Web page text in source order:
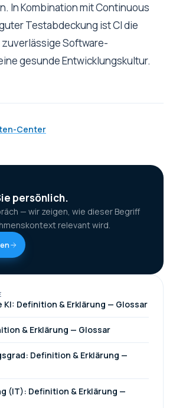
In Kombination mit Continuous
Testabdeckung ist CI die
Software-
gesunde Entwicklungskultur.
Center
persönlich.
— wir zeigen, wie dieser Begriff
relevant wird.
Definition & Erklärung — Glossar
& Erklärung — Glossar
Definition & Erklärung —
(IT): Definition & Erklärung —